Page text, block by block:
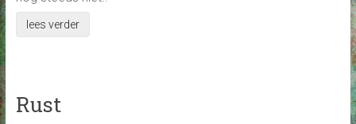
lees verder
Rust